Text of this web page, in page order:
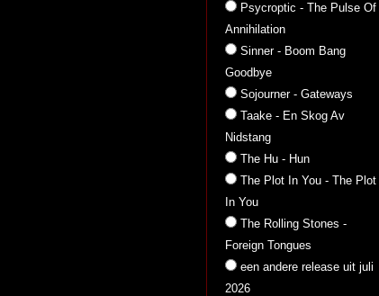
Psycroptic - The Pulse Of
Annihilation
Sinner - Boom Bang
Goodbye
Sojourner - Gateways
Taake - En Skog Av
Nidstang
The Hu - Hun
The Plot In You - The Plot
In You
The Rolling Stones -
Foreign Tongues
een andere release uit juli
2026